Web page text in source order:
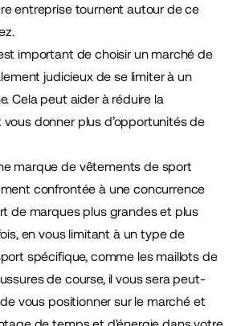
entreprise tournent autour de ce
important de choisir un marché de
judicieux de se limiter à un
Cela peut aider à réduire la
donner plus d’opportunités de
marque de vêtements de sport
confrontée à une concurrence
de marques plus grandes et plus
en vous limitant à un type de
spécifique, comme les maillots de
de course, il vous sera peut-
vous positionner sur le marché et